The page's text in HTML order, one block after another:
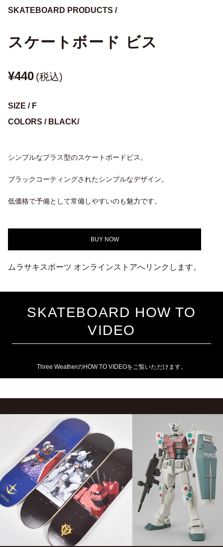
SKATEBOARD PRODUCTS /
スケートボード ビス
¥440 (税込)
SIZE / F
COLORS / BLACK/
シンプルなプラス型のスケートボードビス。
ブラックコーティングされたシンプルなデザイン。
低価格で予備として常備しやすいのも魅力です。
BUY NOW
ムラサキスポーツ オンラインストアへリンクします。
SKATEBOARD HOW TO
VIDEO
Three WeatherのHOW TO VIDEOをご覧いただけます。